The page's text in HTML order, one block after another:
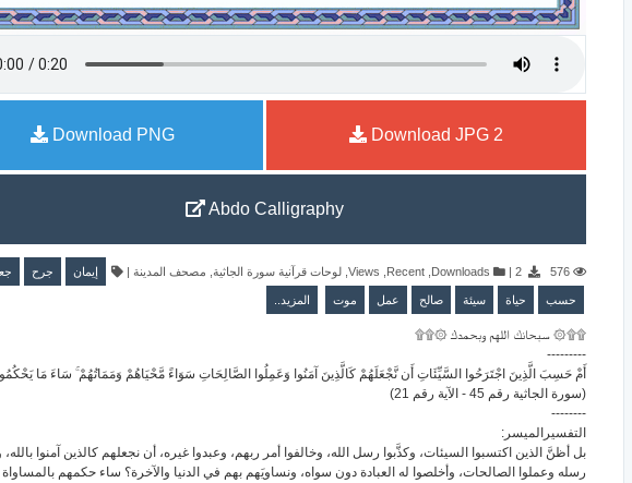
Download JPG 2
Download PNG
Abdo Calligraphy
|
Downloads
Recent
Views لوحات قرآنية سورة الجاثية مصحف المدينة | إيمان جرح
حسب حياة سيئة صالح عمل موت المزيد..
۩۩۞ سبحانك اللهم وبحمدك ۞۩۩
---------
أَمْ حَسِبَ الَّذِينَ اجْتَرَحُوا السَّيِّئَاتِ أَن نَّجْعَلَهُمْ كَالَّذِينَ آمَنُوا وَعَمِلُوا الصَّالِحَاتِ سَوَاءً مَّحْيَاهُمْ وَمَمَاتُهُمْ ۚ سَاءَ مَا
(سورة الجاثية رقم 45 - الآية رقم 21)
--------
التفسيرالميسر:
بل أظنَّ الذين اكتسبوا السيئات، وكذَّبوا رسل الله، وخالفوا أمر ربهم، وعبدوا غيره، أن نجعلهم كالذين آمنوا بالله،
رسله وعملوا الصالحات، وأخلصوا له العبادة دون سواه، ونساويَهم بهم في الدنيا والآخرة؟ ساء حكمهم بالمساواة